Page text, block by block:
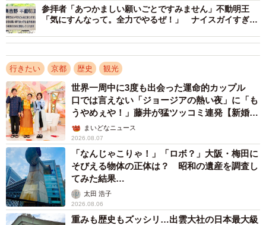
殿を時計回りに3周。その間に、3つのうさぎ（置物）を見
つけ、出会うことができれば、絵馬に書いた願い以上のご
利益を授けていただけるそう。
参拝者「あつかましい願いごとですみません」不動明王
「気にすんなって。全力でやるぜ！」 ナイスガイすぎる
行きたい 京都 歴史 観光
世界一周中に3度も出会った運命的カップル
口では言えない「ジョージアの熱い夜」に「も
うやめぇや！」藤井が猛ツッコミ連発【新婚さ
ん】まいどなニュース
2026.08.07
「なんじゃこりゃ！」「ロボ？」大阪・梅田に
そびえる物体の正体は？ 昭和の遺産を調査し
てみた結果…
太田 浩子
2026.08.06
重みも歴史もズッシリ…出雲大社の日本最大級